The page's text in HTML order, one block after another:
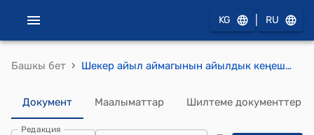
KG RU
Башкы бет › Шекер айыл аймагынын айылдык кеңешинин 2025-жылдын 20-февралындагы № 20 "Шекер айыл аймагынын айылдык кеңешинин регламентин бекитүү жөнүндө" токтому
Документ Маалыматтар Шилтеме документтер
Редакция